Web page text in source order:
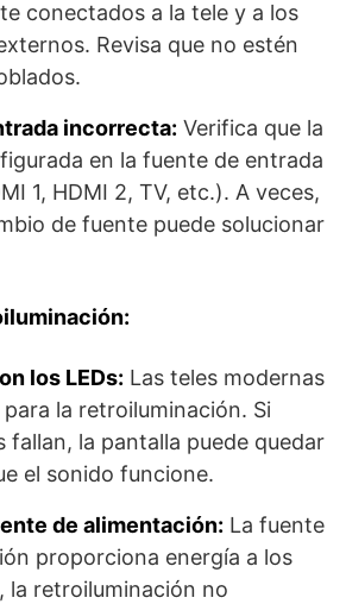
conectados a la tele y a los
Revisa que no estén
incorrecta: Verifica que la
en la fuente de entrada
1, HDMI 2, TV, etc.). A veces,
de fuente puede solucionar
los LEDs: Las teles modernas
para la retroiluminación. Si
fallan, la pantalla puede quedar
el sonido funcione.
de alimentación: La fuente
proporciona energía a los
la retroiluminación no